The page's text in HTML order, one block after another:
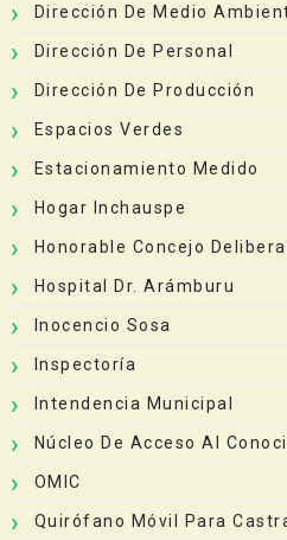
Dirección De Medio
Dirección De Personal
Dirección De Producción
Espacios Verdes
Estacionamiento Medido
Hogar Inchauspe
Honorable Concejo
Hospital Dr. Arámburu
Inocencio Sosa
Inspectoría
Intendencia Municipal
Núcleo De Acceso Al
OMIC
Quirófano Móvil Para